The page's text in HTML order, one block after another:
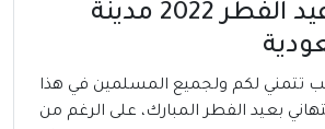
موعد صلاة عيد الفطر 2022 مدينة
تتمني لكم ولجميع المسلمين في هذا
اطيب التهاني بعيد الفطر المبارك، على الرغم من